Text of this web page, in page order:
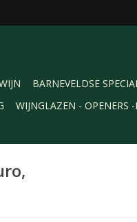
BARNEVELDSE
WIJNGLAZEN - OPENERS